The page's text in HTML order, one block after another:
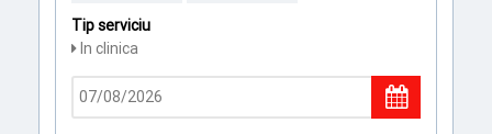
Tip serviciu
In clinica